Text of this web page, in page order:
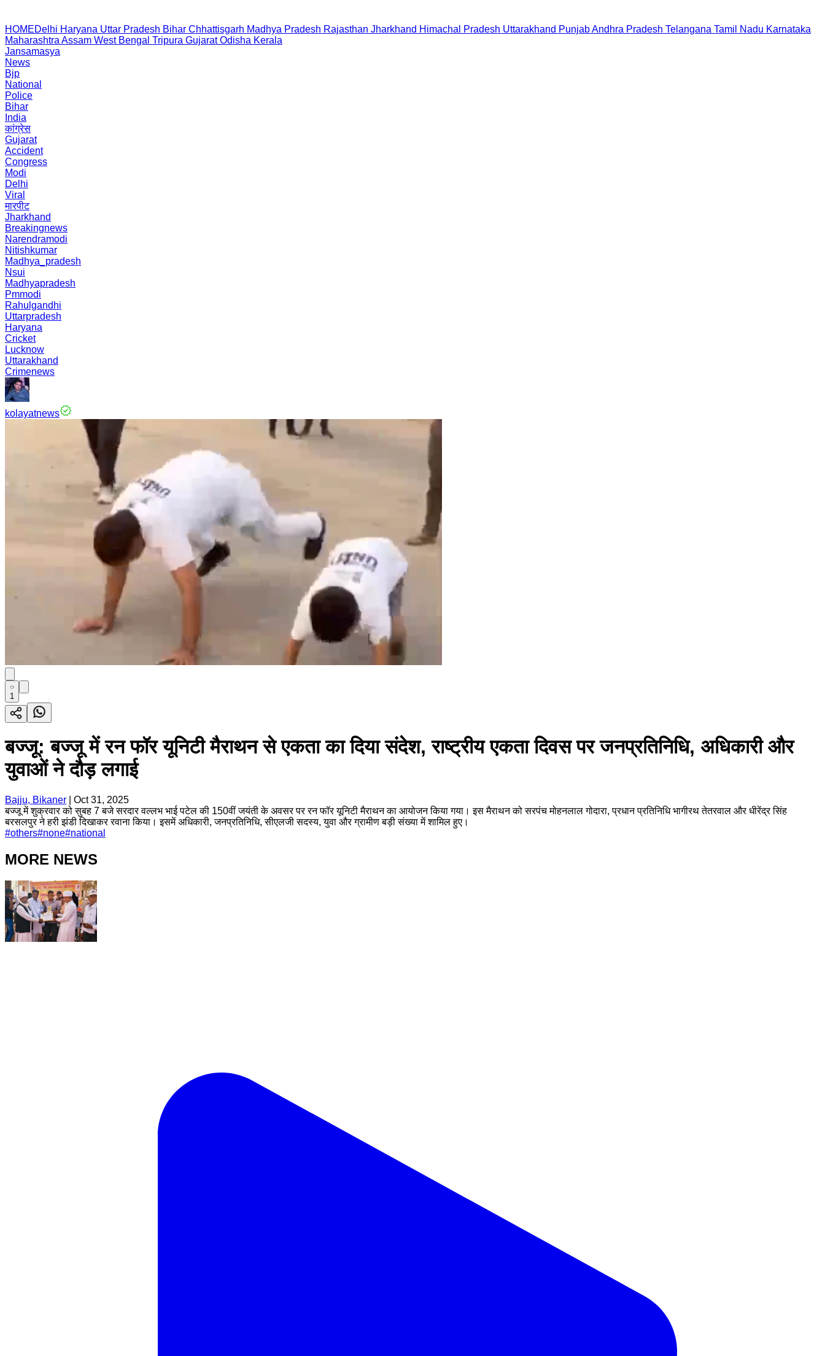
HOMEDelhi Haryana Uttar Pradesh Bihar Chhattisgarh Madhya Pradesh Rajasthan Jharkhand Himachal Pradesh Uttarakhand PunjabAndhra Pradesh Telangana Tamil Nadu Karnataka
Maharashtra Assam West Bengal Tripura Gujarat Odisha Kerala
Jansamasya
News
Bjp
National
Police
Bihar
India
कांग्रेस
Gujarat
Accident
Congress
Modi
Delhi
Viral
मारपीट
Jharkhand
Breakingnews
Narendramodi
Nitishkumar
Madhya_pradesh
Nsui
Madhyapradesh
Pmmodi
Rahulgandhi
Uttarpradesh
Haryana
Cricket
Lucknow
Uttarakhand
Crimenews
kolayatnews
1
बज्जू: बज्जू में रन फॉर यूनिटी मैराथन से एकता का दिया संदेश, राष्ट्रीय एकता दिवस पर जनप्रतिनिधि, अधिकारी और
युवाओं ने दौड़ लगाई
Bajju, Bikaner
Oct 31, 2025
बज्जू में शुक्रवार को सुबह 7 बजे सरदार वल्लभ भाई पटेल की 150वीं जयंती के अवसर पर रन फॉर यूनिटी मैराथन का आयोजन किया गया। इस मैराथन को सरपंच मोहनलाल गोदारा, प्रधान प्रतिनिधि भागीरथ तेतरवाल और धीरेंद्र सिंह
बरसलपुर ने हरी झंडी दिखाकर रवाना किया। इसमें अधिकारी, जनप्रतिनिधि, सीएलजी सदस्य, युवा और ग्रामीण बड़ी संख्या में शामिल हुए।
#others#none#national
MORE NEWS